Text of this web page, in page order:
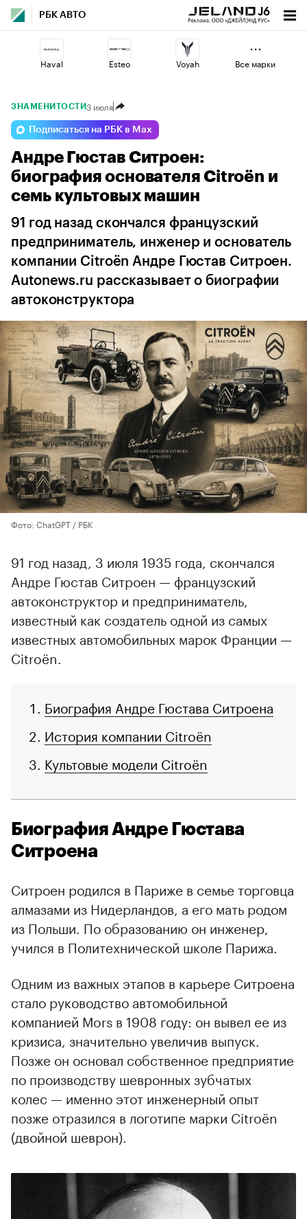
РБК АВТО
Haval Esteo Voyah
Jaecoo Geely
Omoda Changan Lada
Все марки
ЗНАМЕНИТОСТИ3 июля
Подписаться на РБК в Max
Андре Гюстав Ситроен:
биография основателя Citroën и
семь культовых машин
91 год назад скончался французский
предприниматель, инженер и основатель
компании Citroën Андре Гюстав Ситроен.
Autonews.ru рассказывает о биографии
автоконструктора
Фото: ChatGPT / РБК
91 год назад, 3 июля 1935 года, скончался
Андре Гюстав Ситроен — французский
автоконструктор и предприниматель,
известный как создатель одной из самых
известных автомобильных марок Франции —
Citroën.
Биография Андре Гюстава Ситроена
История компании Citroën
Культовые модели Citroën
Биография Андре Гюстава
Ситроена
Ситроен родился в Париже в семье торговца
алмазами из Нидерландов, а его мать родом
из Польши. По образованию он инженер,
учился в Политехнической школе Парижа.
Одним из важных этапов в карьере Ситроена
стало руководство автомобильной
компанией Mors в 1908 году: он вывел ее из
кризиса, значительно увеличив выпуск.
Позже он основал собственное предприятие
по производству шевронных зубчатых
колес — именно этот инженерный опыт
позже отразился в логотипе марки Citroën
(двойной шеврон).